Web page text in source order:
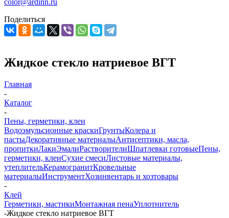
color@ardinn.ru
Поделиться
Жидкое стекло натриевое ВГТ
Главная
-
Каталог
-
Пены, герметики, клеи
Водоэмульсионные краскиГрунтыКолера и
пастыДекоративные материалыАнтисептики, масла,
пропиткиЛакиЭмалиРастворителиШпатлевки готовыеПены,
герметики, клеиСухие смесиЛистовые материалы,
утеплительКерамогранитКровельные
материалыИнструментХозинвентарь и хозтовары
-
Клей
Герметики, мастикиМонтажная пенаУплотнитель
-Жидкое стекло натриевое ВГТ